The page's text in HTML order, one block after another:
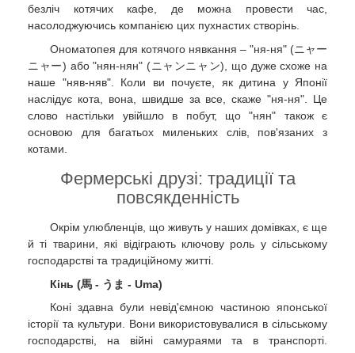
безліч котячих кафе, де можна провести час,
насолоджуючись компанією цих пухнастих створінь.
Ономатопея для котячого нявкання – "ня-ня" (ニャー
ニャー) або "нян-нян" (ニャンニャン), що дуже схоже на
наше "няв-няв". Коли ви почуєте, як дитина у Японії
наслідує кота, вона, швидше за все, скаже "ня-ня". Це
слово настільки увійшло в побут, що "нян" також є
основою для багатьох миленьких слів, пов'язаних з
котами.
Фермерські друзі: традиції та
повсякденність
Окрім улюбленців, що живуть у наших домівках, є ще
й ті тварини, які відіграють ключову роль у сільському
господарстві та традиційному житті.
Кінь (馬 - うま - Uma)
Коні здавна були невід'ємною частиною японської
історії та культури. Вони використовувалися в сільському
господарстві, на війні самураями та в транспорті.